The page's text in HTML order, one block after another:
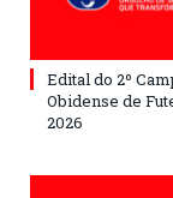
Edital do 2º
Obidense de
2026